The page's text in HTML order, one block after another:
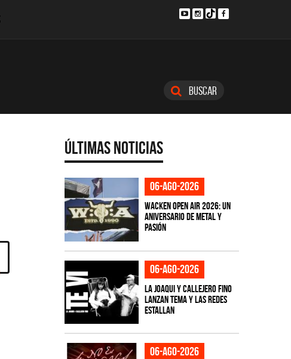
Buscar
Últimas Noticias
06-ago-2026
Wacken Open Air 2026: Un
aniversario de metal y
pasión
06-ago-2026
La Joaqui y Callejero Fino
lanzan tema y las redes
estallan
06-ago-2026